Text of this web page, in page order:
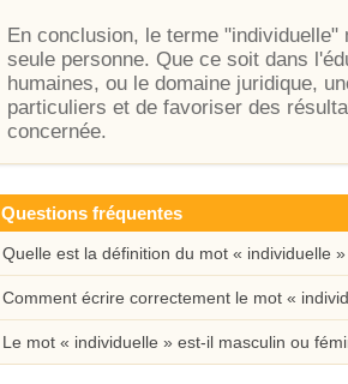
En conclusion, le terme
seule personne. Que ce soit dans
humaines, ou le domaine juridique,
particuliers et de favoriser des
concernée.
Questions fréquentes
Quelle est la définition du mot « individuelle
Comment écrire correctement le mot «
Le mot « individuelle » est-il masculin ou